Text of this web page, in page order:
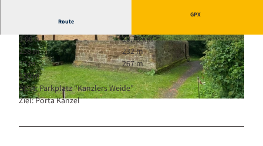
© Mühlenkreis Minden-Lübbecke |
© Unbekannt © Unbekannt
Route
GPX
3:08 h
10,78 km
258 m
232 m
37 m
267 m
230 m
Start: Parkplatz "Kanzlers Weide"
Ziel: Porta Kanzel